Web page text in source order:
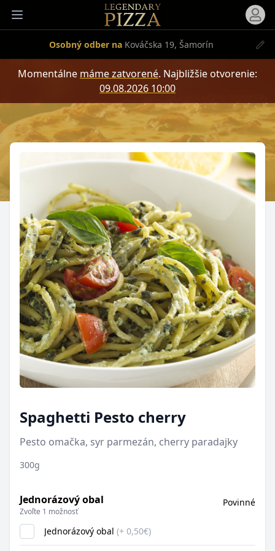
Otvoriť menu
Osobný odber na Kováčska 19, Šamorín
Momentálne máme zatvorené. Najbližšie otvorenie:
09.08.2026 10:00
Produkt
Spaghetti Pesto cherry
Pesto omačka, syr parmezán, cherry paradajky
300g
Jednorázový obal
Zvoľte 1 možnosť
Povinné
Jednorázový obal (+ 0,50€)